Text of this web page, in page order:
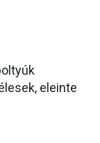
eleinte